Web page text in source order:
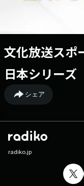
文化放送スポ
日本シリーズ
シェア
radiko.jp